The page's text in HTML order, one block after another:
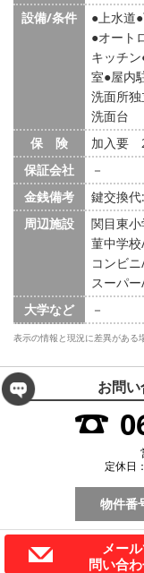
設備/条件
上水道
オート
キッチン
室 屋内
洗面所独
洗面台
保 険
加入要
保証会社
－
金銭備考
鍵交換
周辺施設
関目東
菫中学
コンビ
スーパ
大学など
－
表示の情報と現況に差異がある
お問
定休日
物件番
メー
問い合